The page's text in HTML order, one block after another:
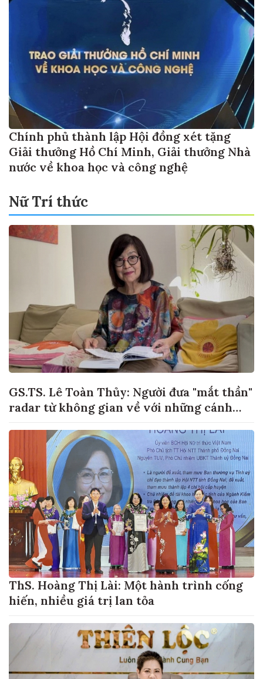
Chính phủ thành lập Hội đồng xét tặng
Giải thưởng Hồ Chí Minh, Giải thưởng Nhà
nước về khoa học và công nghệ
Nữ Trí thức
GS.TS. Lê Toàn Thủy: Người đưa "mắt thần"
radar từ không gian về với những cánh
ThS. Hoàng Thị Lài: Một hành trình cống
hiến, nhiều giá trị lan tỏa